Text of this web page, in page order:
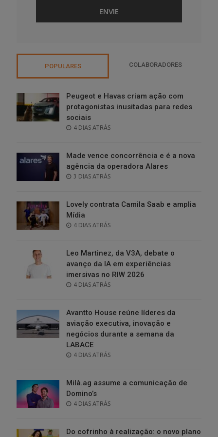
POPULARES COLABORADORES
Peugeot e Havas criam ação com
protagonistas inusitadas para redes
sociais
POSTED
4 DIAS ATRÁS
Made vence concorrência e é a nova
agência da operadora Alares
POSTED
3 DIAS ATRÁS
Lovely contrata Camila Saab e amplia
Mídia
POSTED
4 DIAS ATRÁS
Leo Martinez, da V3A, debate o
avanço da IA em experiências
imersivas no RIW 2026
POSTED
4 DIAS ATRÁS
Avantto House reúne líderes da
aviação executiva, inovação e
negócios durante a semana da
LABACE
POSTED
4 DIAS ATRÁS
Milà.ag assume a comunicação de
Domino’s
POSTED
4 DIAS ATRÁS
Do cofrinho à realização: o novo plano